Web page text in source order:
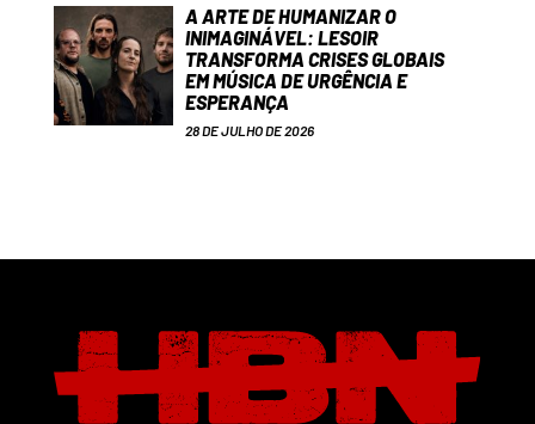
A ARTE DE HUMANIZAR O
INIMAGINÁVEL: LESOIR
TRANSFORMA CRISES GLOBAIS
EM MÚSICA DE URGÊNCIA E
ESPERANÇA
28 DE JULHO DE 2026